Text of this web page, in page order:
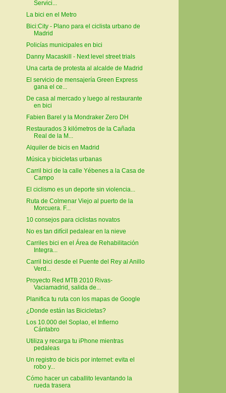
Servici...
La bici en el Metro
Bici:City - Plano para el ciclista urbano de
Madrid
Policías municipales en bici
Danny Macaskill - Next level street trials
Una carta de protesta al alcalde de Madrid
El servicio de mensajería Green Express
gana el ce...
De casa al mercado y luego al restaurante
en bici
Fabien Barel y la Mondraker Zero DH
Restaurados 3 kilómetros de la Cañada
Real de la M...
Alquiler de bicis en Madrid
Música y bicicletas urbanas
Carril bici de la calle Yébenes a la Casa de
Campo
El ciclismo es un deporte sin violencia...
Ruta de Colmenar Viejo al puerto de la
Morcuera. F...
10 consejos para ciclistas novatos
No es tan difícil pedalear en la nieve
Carriles bici en el Área de Rehabilitación
Integra...
Carril bici desde el Puente del Rey al Anillo
Verd...
Proyecto Red MTB 2010 Rivas-
Vaciamadrid, salida de...
Planifica tu ruta con los mapas de Google
¿Donde están las Bicicletas?
Los 10.000 del Soplao, el Infierno
Cántabro
Utiliza y recarga tu iPhone mientras
pedaleas
Un registro de bicis por internet: evita el
robo y...
Cómo hacer un caballito levantando la
rueda trasera